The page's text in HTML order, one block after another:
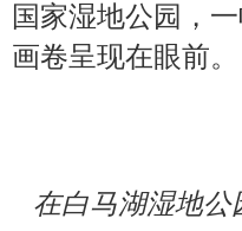
国家湿地公园，
画卷呈现在眼前。
在白马湖湿地